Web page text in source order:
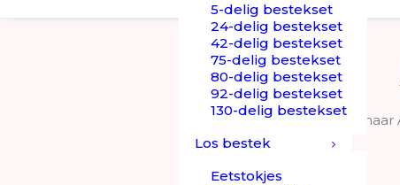
5-delig bestekset
24-delig bestekset
42-delig bestekset
75-delig bestekset
80-delig bestekset
92-delig bestekset
130-delig bestekset
Los bestek
Eetstokjes
Ben jij op zoek naar